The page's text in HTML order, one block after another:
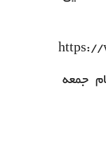
جمعه